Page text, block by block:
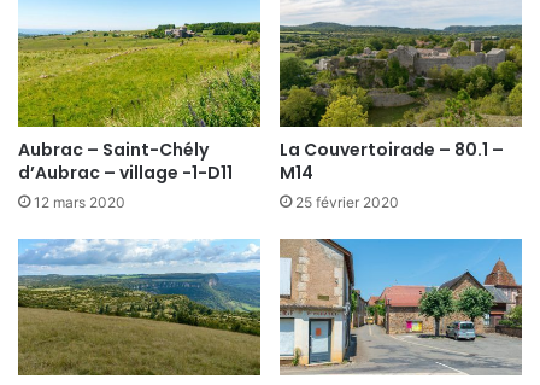
Aubrac – Saint-Chély
d’Aubrac – village -1-D11
12 mars 2020
La Couvertoirade – 80.1 –
M14
25 février 2020